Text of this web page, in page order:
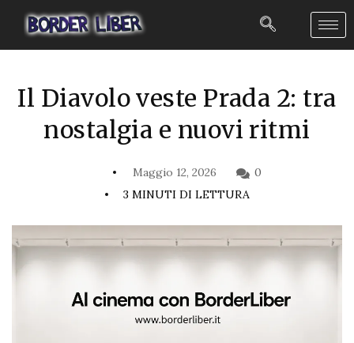
Il Diavolo veste Prada 2: tra
nostalgia e nuovi ritmi
Maggio 12, 2026
0
3 MINUTI DI LETTURA